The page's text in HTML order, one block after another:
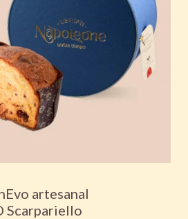
artesanal
Scarpariello